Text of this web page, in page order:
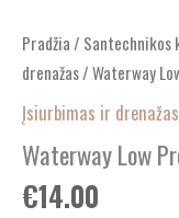
Pradžia / Santechnikos
drenažas/ Waterway
Įsiurbimas ir drenažas
Waterway Low
€14.00